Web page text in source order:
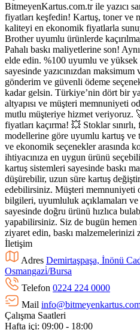
BitmeyenKartus.com.tr ile yazıcı
fiyatları keşfedin! Kartuş, toner ve
kaliteyi en ekonomik fiyatlarla
Brother uyumlu ürünlerde
Pahalı baskı maliyetlerine son!
elde edin. %100 uyumlu ve
sayesinde yazıcınızdan maksimum
gönderim ve güvenli ödeme
kadar gelsin. Türkiye’nin dört bir
altyapısı ve müşteri memnuniyeti
mutlu müşteriye hizmet veriyoruz.
fiyatları kaçırma! 💥 Stoklar
modellerine göre uyumlu kartuş ve
ve ekonomik seçenekler arasında
ihtiyacınıza en uygun ürünü
kartuş sistemleri sayesinde baskı
düşürebilir, uzun süre kartuş
edebilirsiniz. Müşteri memnuniyeti
bilgileri, uyumluluk açıklamaları
sayesinde doğru ürünü hızlıca
yapabilirsiniz. Siz de bugün
ziyaret edin, baskı malzemelerinizi
İletişim
Adres Demirtaşpaşa, İnönü
Osmangazi̇/Bursa
Telefon 0224 224 0000
Mail
Çalışma Saatleri
Hafta içi: 09:00 - 18:00